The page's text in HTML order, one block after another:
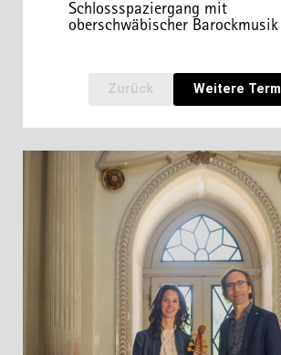
Schlossspaziergang mit
oberschwäbischer Barockmusik
Zurück Weitere